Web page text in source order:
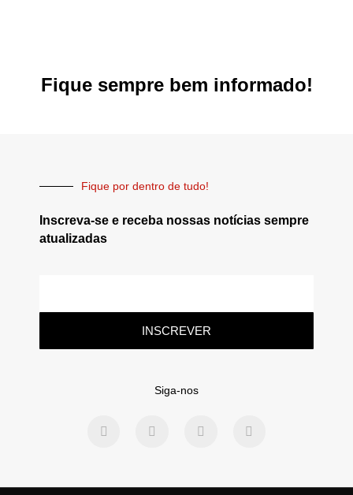
Fique sempre bem informado!
Fique por dentro de tudo!
Inscreva-se e receba nossas notícias sempre
atualizadas
INSCREVER
Siga-nos